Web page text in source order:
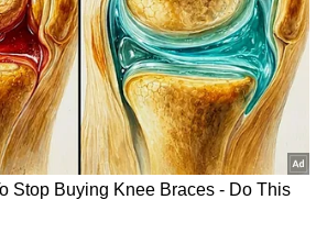
ഇറങ്ങുന്പോൾ കോൺഗ്രസ്സിന്
ഭാരത് ജോഡോ
ഗംഭീരമാക്കനുള്ള അണിയറ
കോൺഗ്രസ്സിന്റ തമിഴ്നാട്
ചിദംബരം അടക്കം മുതിർന്ന
പ്രവർത്തനങ്ങൾ
ചുവരെഴുത്തുകളും
ജാഥ ചരിത്ര
ജീവനക്കാർ